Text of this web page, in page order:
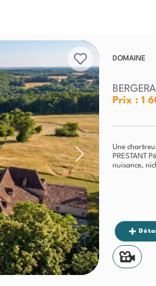
DOMAINE
Prix : 1
Une
PRESTANT
nuisance,